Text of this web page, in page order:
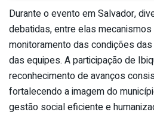
Durante o evento em Salvador,
debatidas, entre elas
monitoramento das condições
das equipes. A participação de
reconhecimento de avanços
fortalecendo a imagem do
gestão social eficiente e